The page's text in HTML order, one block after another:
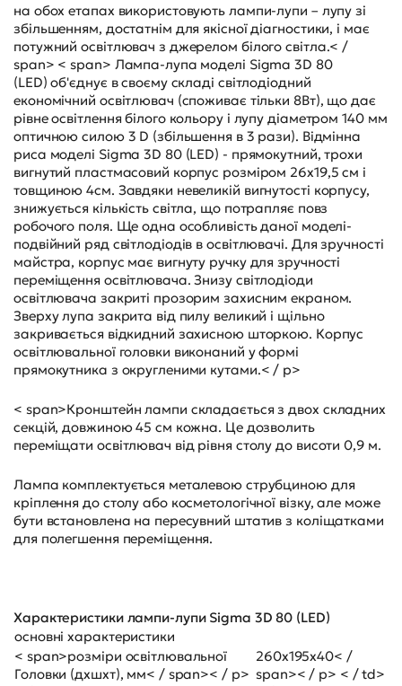
на обох етапах використовують лампи-лупи – лупу зі
збільшенням, достатнім для якісної діагностики, і має
потужний освітлювач з джерелом білого світла.< /
span> < span> Лампа-лупа моделі Sigma 3D 80
(LED) об'єднує в своєму складі світлодіодний
економічний освітлювач (споживає тільки 8Вт), що дає
рівне освітлення білого кольору і лупу діаметром 140 мм
оптичною силою 3 D (збільшення в 3 рази). Відмінна
риса моделі Sigma 3D 80 (LED) - прямокутний, трохи
вигнутий пластмасовий корпус розміром 26х19,5 см і
товщиною 4см. Завдяки невеликій вигнутості корпусу,
знижується кількість світла, що потрапляє повз
робочого поля. Ще одна особливість даної моделі-
подвійний ряд світлодіодів в освітлювачі. Для зручності
майстра, корпус має вигнуту ручку для зручності
переміщення освітлювача. Знизу світлодіоди
освітлювача закриті прозорим захисним екраном.
Зверху лупа закрита від пилу великий і щільно
закривається відкидний захисною шторкою. Корпус
освітлювальної головки виконаний у формі
прямокутника з округленими кутами.< / p>
< span>Кронштейн лампи складається з двох складних
секцій, довжиною 45 см кожна. Це дозволить
переміщати освітлювач від рівня столу до висоти 0,9 м.
Лампа комплектується металевою струбциною для
кріплення до столу або косметологічної візку, але може
бути встановлена на пересувний штатив з коліщатками
для полегшення переміщення.
Характеристики лампи-лупи Sigma 3D 80 (LED)
основні характеристики
< span>розміри освітлювальної
Головки (дхшхт), мм< / span>< / p>
260х195х40< /
span>< / p> < / td>